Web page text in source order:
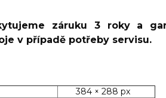
záruku 3 roky a
v případě potřeby servisu.
384 × 288 px